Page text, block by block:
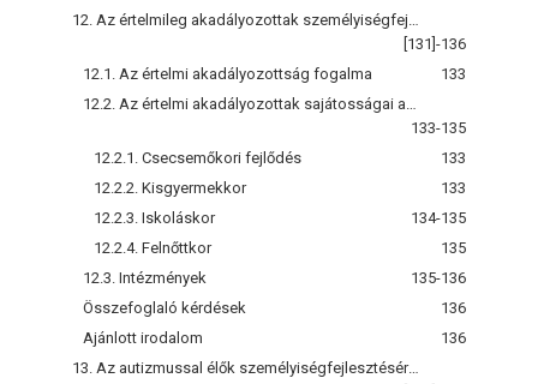
[131]-136
12.1. Az értelmi akadályozottság fogalma
133
133-135
12.2.1. Csecsemőkori fejlődés
133
12.2.2. Kisgyermekkor
133
12.2.3. Iskoláskor
134-135
12.2.4. Felnőttkor
135
12.3. Intézmények
135-136
Összefoglaló kérdések
136
Ajánlott irodalom
136
13. Az autizmussal élők személyiségfejlesztésére irányuló gyógypedagógiai tevékenység